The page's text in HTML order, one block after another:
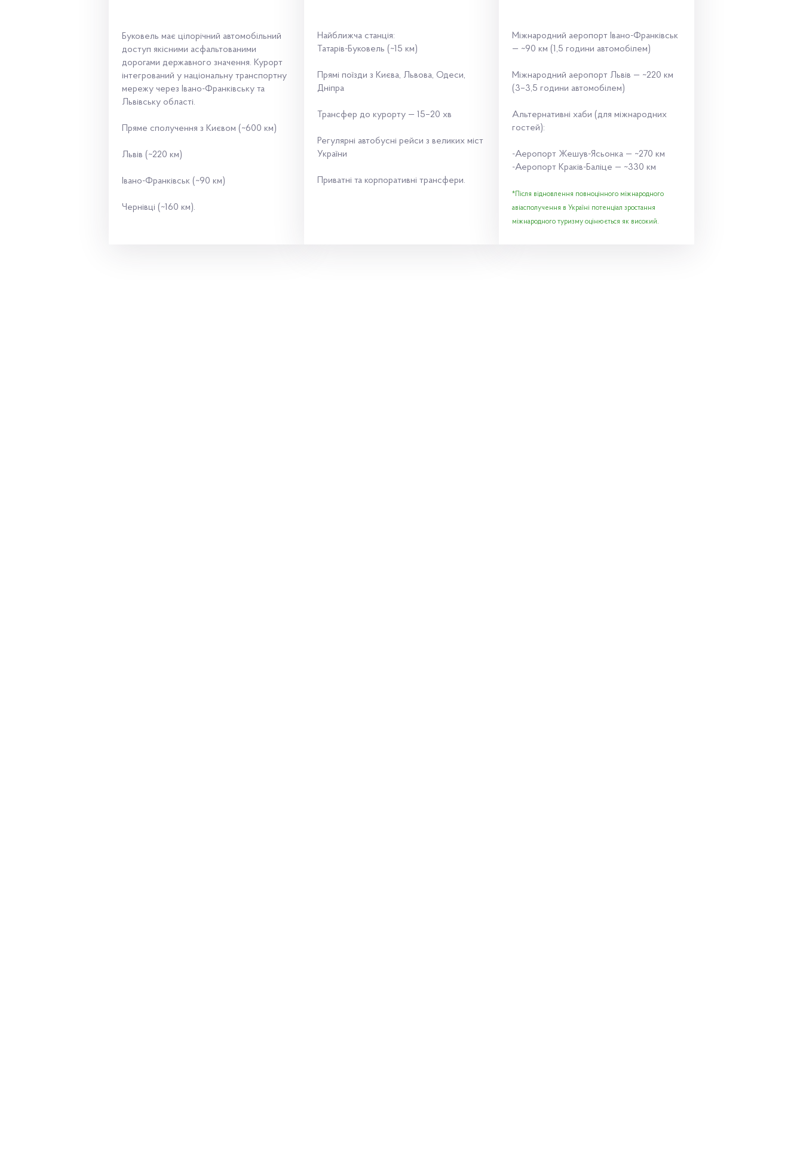
Буковель має цілорічний автомобільний
доступ якісними асфальтованими
дорогами державного значення. Курорт
інтегрований у національну транспортну
мережу через Івано-Франківську та
Львівську області.
Пряме сполучення з Києвом (~600 км)
Львів (~220 км)
Івано-Франківськ (~90 км)
Чернівці (~160 км).
Найближча станція:
Татарів-Буковель (~15 км)
Прямі поїзди з Києва, Львова, Одеси,
Дніпра
Трансфер до курорту — 15–20 хв
Регулярні автобусні рейси з великих міст
України
Приватні та корпоративні трансфери.
Міжнародний аеропорт Івано-Франківськ
— ~90 км (1,5 години автомобілем)
Міжнародний аеропорт Львів — ~220 км
(3–3,5 години автомобілем)
Альтернативні хаби (для міжнародних
гостей):
-Аеропорт Жешув-Ясьонка — ~270 км
-Аеропорт Краків-Баліце — ~330 км
*Після відновлення повноцінного міжнародного
авіасполучення в Україні потенціал зростання
міжнародного туризму оцінюється як високий.